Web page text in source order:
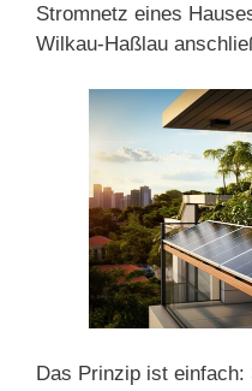
Stromnetz eines
Wilkau-Haßlau
Das Prinzip ist einfach: